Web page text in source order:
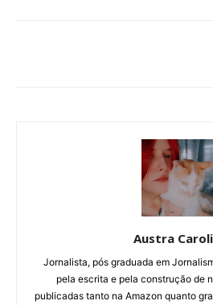
Austra
Jornalista, pós graduada em
pela escrita e pela construção de
publicadas tanto na Amazon quanto